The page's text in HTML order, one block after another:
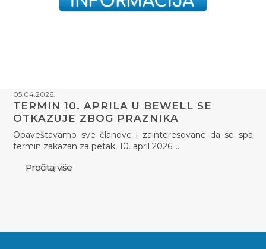
05.04.2026.
TERMIN 10. APRILA U BEWELL SE
OTKAZUJE ZBOG PRAZNIKA
Obaveštavamo sve članove i zainteresovane da se spa
termin zakazan za petak, 10. april 2026.…
Pročitaj više